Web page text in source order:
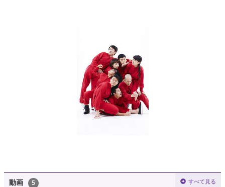
動画 5 すべて見る